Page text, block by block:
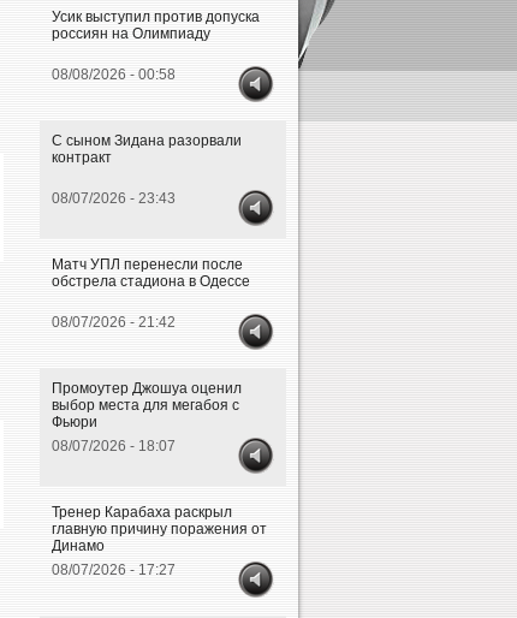
Усик выступил против допуска
россиян на Олимпиаду
08/08/2026 - 00:58
С сыном Зидана разорвали
контракт
08/07/2026 - 23:43
Матч УПЛ перенесли после
обстрела стадиона в Одессе
08/07/2026 - 21:42
Промоутер Джошуа оценил
выбор места для мегабоя с
Фьюри
08/07/2026 - 18:07
Тренер Карабаха раскрыл
главную причину поражения от
Динамо
08/07/2026 - 17:27